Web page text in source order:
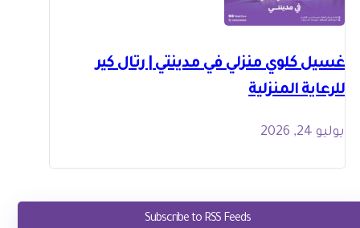
غسيل كلوي منزلي في مدينتي | رتال كير
للرعاية المنزلية
يوليو 24, 2026
Subscribe to RSS Feeds